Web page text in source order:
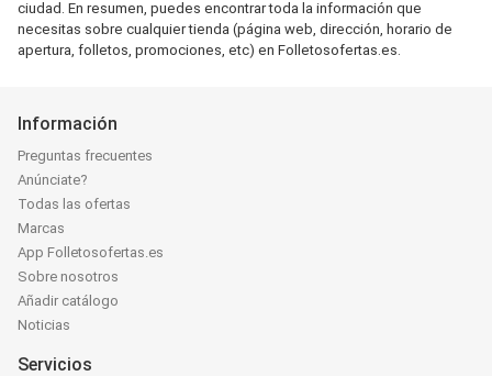
ciudad. En resumen, puedes encontrar toda la información que
necesitas sobre cualquier tienda (página web, dirección, horario de
apertura, folletos, promociones, etc) en Folletosofertas.es.
Información
Preguntas frecuentes
Anúnciate?
Todas las ofertas
Marcas
App Folletosofertas.es
Sobre nosotros
Añadir catálogo
Noticias
Servicios